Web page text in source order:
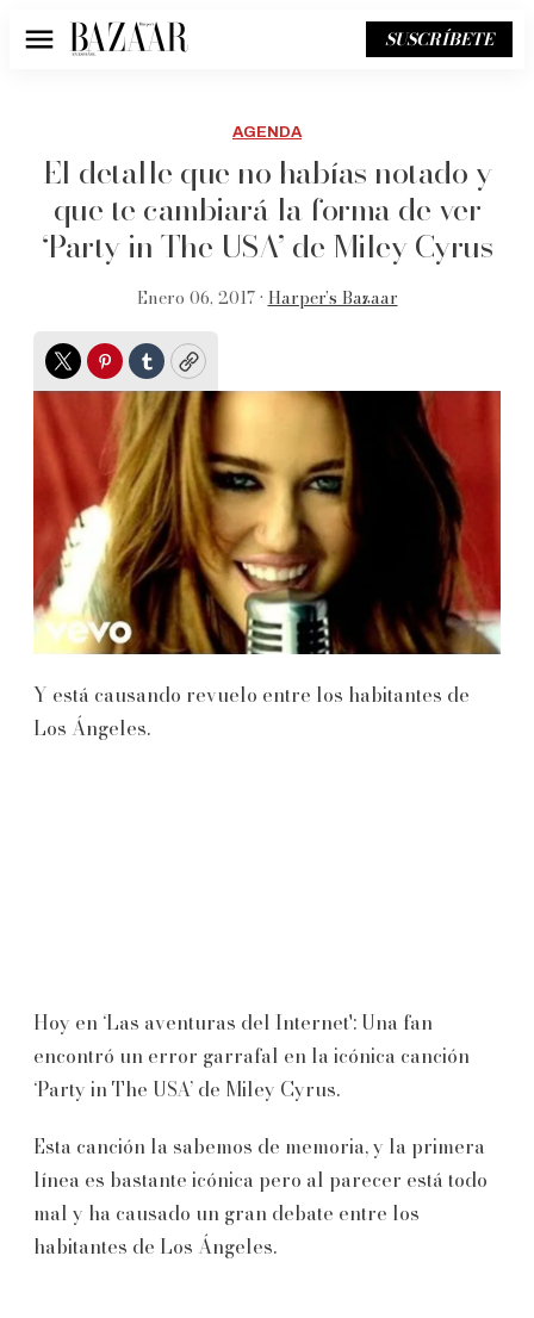
Menú SUSCRÍBETE
AGENDA
El detalle que no habías notado y
que te cambiará la forma de ver
‘Party in The USA’ de Miley Cyrus
Enero 06, 2017 • Harper’s Bazaar
TwitterPinterest
TumblrCopy
Y está causando revuelo entre los habitantes de
Los Ángeles.
Hoy en ‘Las aventuras del Internet': Una fan
encontró un error garrafal en la icónica canción
‘Party in The USA’ de Miley Cyrus.
Esta canción la sabemos de memoria, y la primera
línea es bastante icónica pero al parecer está todo
mal y ha causado un gran debate entre los
habitantes de Los Ángeles.